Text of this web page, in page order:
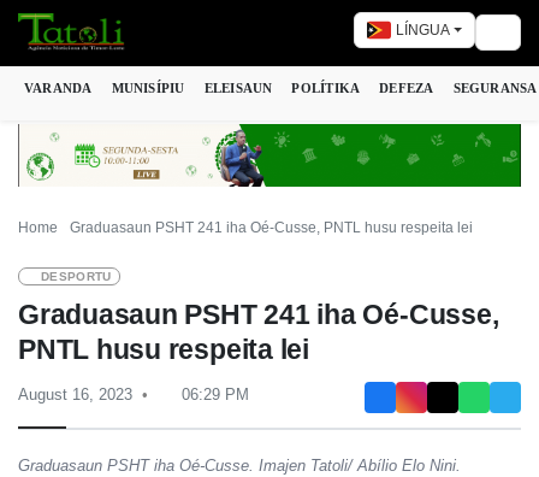
LÍNGUA
VARANDA MUNISÍPIU ELEISAUN POLÍTIKA DEFEZA SEGURANSA
Home Graduasaun PSHT 241 iha Oé-Cusse, PNTL husu respeita lei
DESPORTU
Graduasaun PSHT 241 iha Oé-Cusse,
PNTL husu respeita lei
August 16, 2023 06:29 PM
Graduasaun PSHT iha Oé-Cusse. Imajen Tatoli/ Abílio Elo Nini.